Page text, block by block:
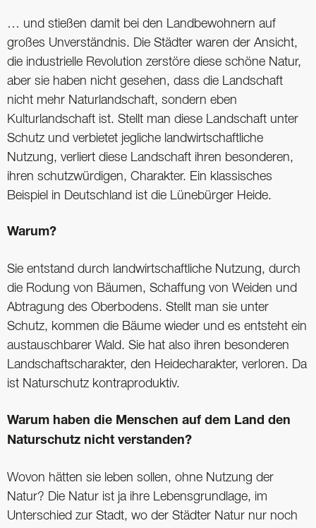
… und stießen damit bei den Landbewohnern auf
großes Unverständnis. Die Städter waren der Ansicht,
die industrielle Revolution zerstöre diese schöne Natur,
aber sie haben nicht gesehen, dass die Landschaft
nicht mehr Naturlandschaft, sondern eben
Kulturlandschaft ist. Stellt man diese Landschaft unter
Schutz und verbietet jegliche landwirtschaftliche
Nutzung, verliert diese Landschaft ihren besonderen,
ihren schutzwürdigen, Charakter. Ein klassisches
Beispiel in Deutschland ist die Lünebürger Heide.
Warum?
Sie entstand durch landwirtschaftliche Nutzung, durch
die Rodung von Bäumen, Schaffung von Weiden und
Abtragung des Oberbodens. Stellt man sie unter
Schutz, kommen die Bäume wieder und es entsteht ein
austauschbarer Wald. Sie hat also ihren besonderen
Landschaftscharakter, den Heidecharakter, verloren. Da
ist Naturschutz kontraproduktiv.
Warum haben die Menschen auf dem Land den
Naturschutz nicht verstanden?
Wovon hätten sie leben sollen, ohne Nutzung der
Natur? Die Natur ist ja ihre Lebensgrundlage, im
Unterschied zur Stadt, wo der Städter Natur nur noch